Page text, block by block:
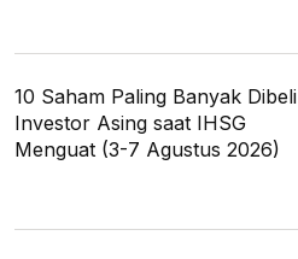
10 Saham Paling Banyak Dibeli
Investor Asing saat IHSG
Menguat (3-7 Agustus 2026)